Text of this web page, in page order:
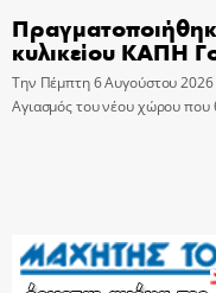
κυλικείου ΚΑΠΗ
Την Πέμπτη 6 Αυγούστου 2026
Αγιασμός του νέου χώρου που